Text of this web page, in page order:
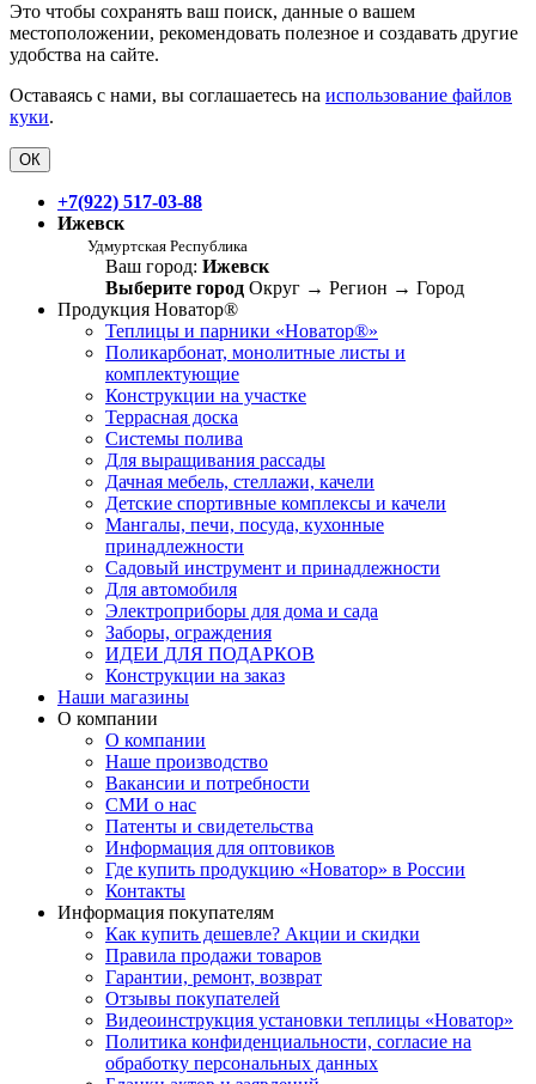
Это чтобы сохранять ваш поиск, данные о вашем
местоположении, рекомендовать полезное и создавать другие
удобства на сайте.
Оставаясь с нами, вы соглашаетесь на использование файлов
куки.
ОК
+7(922) 517-03-88
Ижевск
Удмуртская Республика
Ваш город: Ижевск
Выберите город Округ → Регион → Город
Продукция Новатор®
Теплицы и парники «Новатор®»
Поликарбонат, монолитные листы и
комплектующие
Конструкции на участке
Террасная доска
Системы полива
Для выращивания рассады
Дачная мебель, стеллажи, качели
Детские спортивные комплексы и качели
Мангалы, печи, посуда, кухонные
принадлежности
Садовый инструмент и принадлежности
Для автомобиля
Электроприборы для дома и сада
Заборы, ограждения
ИДЕИ ДЛЯ ПОДАРКОВ
Конструкции на заказ
Наши магазины
О компании
О компании
Наше производство
Вакансии и потребности
СМИ о нас
Патенты и свидетельства
Информация для оптовиков
Где купить продукцию «Новатор» в России
Контакты
Информация покупателям
Как купить дешевле? Акции и скидки
Правила продажи товаров
Гарантии, ремонт, возврат
Отзывы покупателей
Видеоинструкция установки теплицы «Новатор»
Политика конфиденциальности, согласие на
обработку персональных данных